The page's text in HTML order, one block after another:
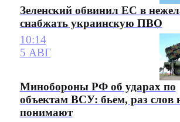
Зеленский обвинил ЕС в
снабжать украинскую ПВО
10:14
5 АВГ
Минобороны РФ об ударах по
объектам ВСУ: бьем, раз слов
понимают